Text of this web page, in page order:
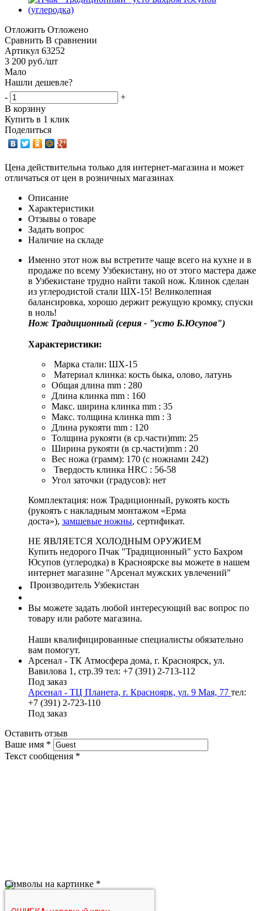
Отложить Отложено
Сравнить В сравнении
Артикул 63252
3 200 руб./шт
Мало
Нашли дешевле?
-
+
В корзину
Купить в 1 клик
Поделиться
Цена действительна только для интернет-магазина и может
отличаться от цен в розничных магазинах
Описание
Характеристики
Отзывы о товаре
Задать вопрос
Наличие на складе
Именно этот нож вы встретите чаще всего на кухне и в
продаже по всему Узбекистану, но от этого мастера даже
в Узбекистане трудно найти такой нож. Клинок сделан
из углеродистой стали ШХ-15! Великолепная
балансировка, хорошо держит режущую кромку, спуски
в ноль!
Нож Традиционный (серия - "усто Б.Юсупов")
Характеристики:
Марка стали: ШХ-15
Материал клинка: кость быка, олово, латунь
Общая длина mm : 280
Длина клинка mm : 160
Макс. ширина клинка mm : 35
Макс. толщина клинка mm : 3
Длина рукояти mm : 120
Толщина рукояти (в ср.части)mm: 25
Ширина рукояти (в ср.части)mm : 20
Вес ножа (грамм): 170 (с ножнами 242)
Твердость клинка HRC : 56-58
Угол заточки (градусов): нет
Комплектация: нож Традиционный, рукоять кость
(рукоять с накладным монтажом «Ерма
доста»), замшевые ножны, сертификат.
НЕ ЯВЛЯЕТСЯ ХОЛОДНЫМ ОРУЖИЕМ
Купить недорого Пчак "Традиционный" усто Бахром
Юсупов (углеродка) в Красноярске вы можете в нашем
интернет магазине "Арсенал мужских увлечений"
Производитель Узбекистан
Вы можете задать любой интересующий вас вопрос по
товару или работе магазина.
Наши квалифицированные специалисты обязательно
вам помогут.
Арсенал - ТК Атмосфера дома, г. Красноярск, ул.
Вавилова 1, стр.39 тел: +7 (391) 2-713-112
Под заказ
Арсенал - ТЦ Планета, г. Красноярк, ул. 9 Мая, 77 тел:
+7 (391) 2-723-110
Под заказ
Оставить отзыв
Ваше имя *
Текст сообщения *
Символы на картинке *